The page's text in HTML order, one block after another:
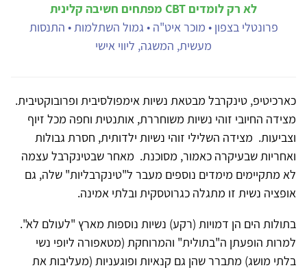
לא רק לומדים CBT מפתחים חשיבה קלינית
פרונטלי בצפון • מוכר איט"ה • גמול השתלמות • התנסות
מעשית, המשגה, ליווי אישי
כארכיטיפ, טינקרבל מבטאת נשיות אימפולסיבית ופרובוקטיבית.
מצידה החיובי זוהי נשיות משוחררת, אותנטית וחפה מכל זיוף
וצביעות. מצידה השלילי זוהי נשיות ילדותית, חסרת גבולות
ואחריות שבעיקרה כאמור, מסוכנת. מאחר שבטינקרבל עצמה
לא מתקיימים מימדים נוספים מעבר ל"טינקרבליות" שלה, גם
אופציה נשית זו מתגלה כגרוטסקית ובלתי אמינה.
בתולות הים הן דמויות (רקע) נשיות נוספות מארץ "לעולם לא".
למרות הופעתן ה"בתולית" והמרוחקת (מטאפורה ליופי נשי
בלתי מושג) מתברר שהן גם קנאיות ופוגעניות (מעליבות את